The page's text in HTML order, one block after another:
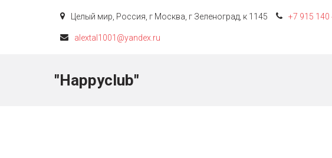
Целый мир Россия г Москва, г Зеленоград, к 1145 +7 915 140
alextal1001@yandex.ru
"Happyclub"